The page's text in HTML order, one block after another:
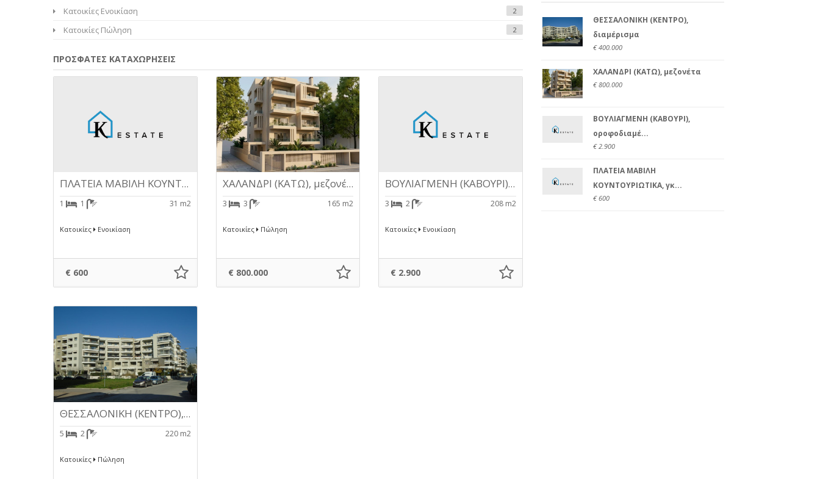
Κατοικίες Ενοικίαση 2
Κατοικίες Πώληση 2
ΠΡΟΣΦΑΤΕΣ ΚΑΤΑΧΩΡΗΣΕΙΣ
ΠΛΑΤΕΙΑ ΜΑΒΙΛΗ ΚΟΥΝΤΟΥΡΙΩΤΙΚΑ, γκαρσονιέρα
1 1 31 m2
Κατοικίες Ενοικίαση
€ 600
ΧΑΛΑΝΔΡΙ (ΚΑΤΩ), μεζονέτα
3 3 165 m2
Κατοικίες Πώληση
€ 800.000
ΒΟΥΛΙΑΓΜΕΝΗ (ΚΑΒΟΥΡΙ), οροφοδιαμέρισμα
3 2 208 m2
Κατοικίες Ενοικίαση
€ 2.900
ΘΕΣΣΑΛΟΝΙΚΗ (ΚΕΝΤΡΟ), διαμέρισμα
5 2 220 m2
Κατοικίες Πώληση
ΘΕΣΣΑΛΟΝΙΚΗ (ΚΕΝΤΡΟ),
διαμέρισμα
€ 400.000
ΧΑΛΑΝΔΡΙ (ΚΑΤΩ), μεζονέτα
€ 800.000
ΒΟΥΛΙΑΓΜΕΝΗ (ΚΑΒΟΥΡΙ),
οροφοδιαμέ...
€ 2.900
ΠΛΑΤΕΙΑ ΜΑΒΙΛΗ
ΚΟΥΝΤΟΥΡΙΩΤΙΚΑ, γκ...
€ 600